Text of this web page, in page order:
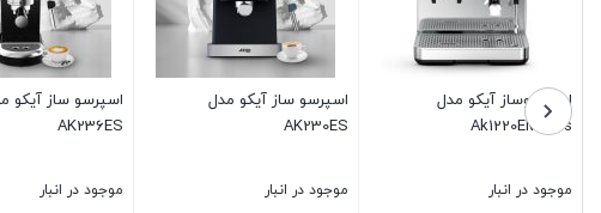
آیکو مدل
اسپرسو ساز آیکو مدل
اسپرسوساز AK700ES